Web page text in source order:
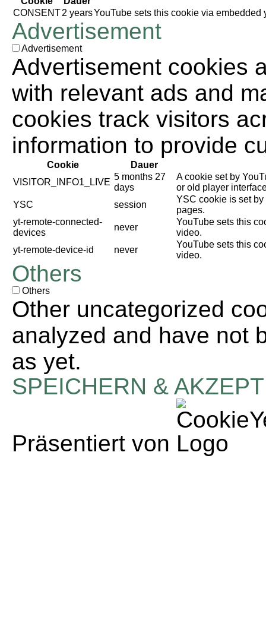
CONSENT2 yearsYouTube sets this cookie via
Advertisement
Advertisement
Advertisement cookies
with relevant ads and
cookies track visitors
information to provide
Cookie
Dauer
VISITOR_INFO1_LIVE
5 months 27
days
A cookie set by
or old player
YSC
session
YSC cookie is set
pages.
yt-remote-connected-
devices
never
YouTube sets this
video.
yt-remote-device-id
never
YouTube sets this
video.
Others
Others
Other uncategorized
analyzed and have not
as yet.
SPEICHERN &
Präsentiert von